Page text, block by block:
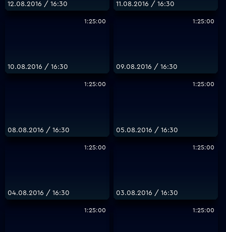
12.08.2016 / 16:30 11.08.2016 / 16:30
1:25:00
10.08.2016 / 16:30
1:25:00
09.08.2016 / 16:30
1:25:00
08.08.2016 / 16:30
1:25:00
05.08.2016 / 16:30
1:25:00
04.08.2016 / 16:30
1:25:00
03.08.2016 / 16:30
1:25:00 1:25:00